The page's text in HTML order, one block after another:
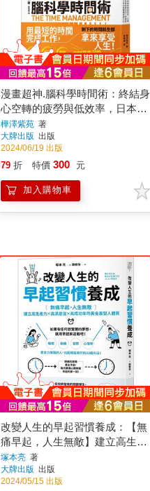
漫畫超神.腦科學時間術：終結身
心空轉的疲勞與低效率，日本超
人氣名醫教你善用專注力╳時間
思維，把人生和工作的時間價值
最大化
樺澤紫苑 著
大牌出版 出版
2024/06/19 出版
79 折 特價 300 元
加入購物車
改變人生的早起習慣養成：【無
痛早起，人生無敵】建立高生產
力╳高滿意度╳高成功率的黃金
晨型人體質
塚本亮 著
大牌出版 出版
2024/05/15 出版